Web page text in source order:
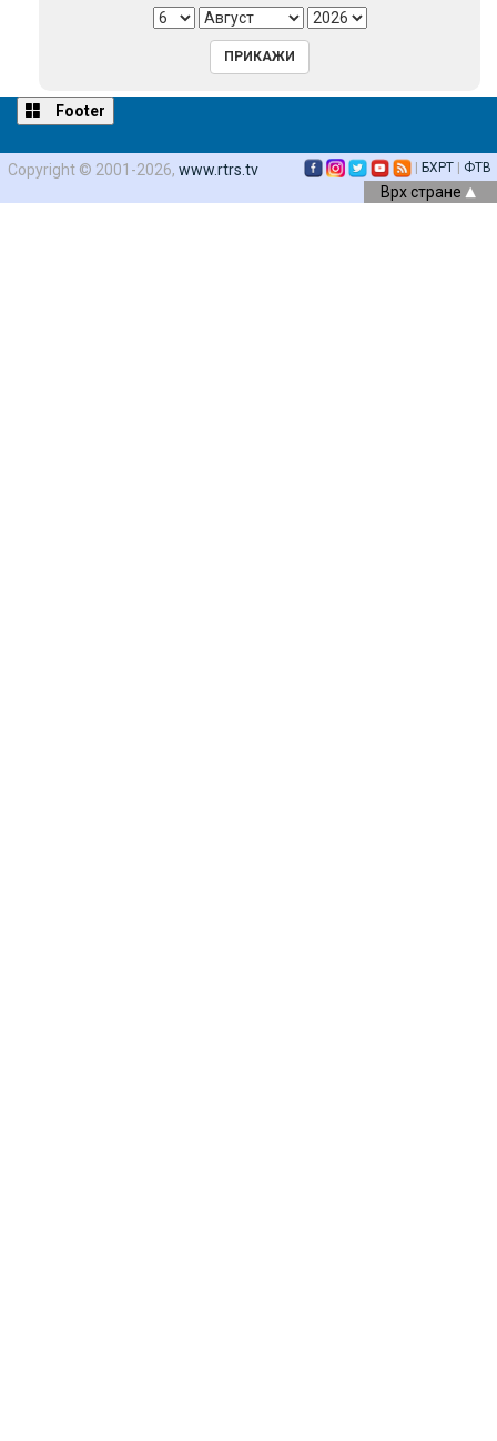
Footer
Copyright © 2001-2026, www.rtrs.tv | БХРТ | ФТВ
Врх стране